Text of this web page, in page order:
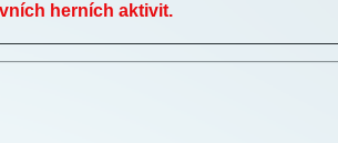
herních aktivit.